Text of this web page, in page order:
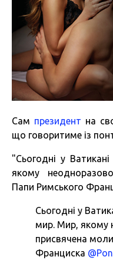
Сам президент на
що говоритиме із
"Сьогодні у
якому
Папи Римського
Сьогодні у
мир. Мир, якому
присвячена
Франциска